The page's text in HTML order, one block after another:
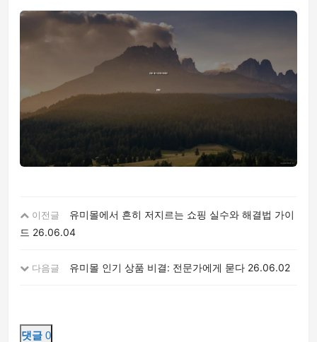
이전글
유미몰에서 흔히 저지르는 쇼핑 실수와 해결법 가이
드 26.06.04
다음글 유미몰 인기 상품 비결: 전문가에게 묻다 26.06.02
댓글 0